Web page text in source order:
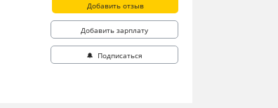
Добавить отзыв
Добавить зарплату
🔔 Подписаться